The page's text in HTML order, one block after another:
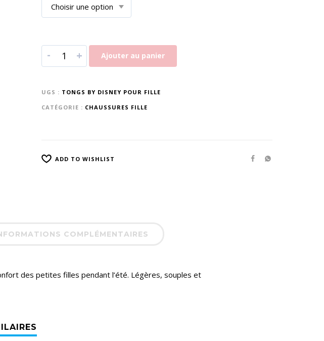
- + Ajouter au panier
UGS : TONGS BY DISNEY POUR FILLE
CATÉGORIE : CHAUSSURES FILLE
ADD TO WISHLIST
COMPLÉMENTAIRES
des petites filles pendant l’été. Légères, souples et